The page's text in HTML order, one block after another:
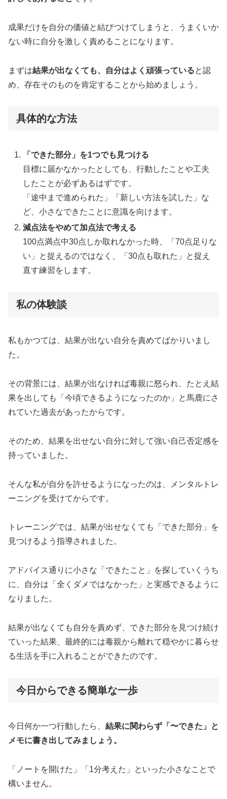
成果だけを自分の価値と結びつけてしまうと、うまくいか
ない時に自分を激しく責めることになります。
まずは結果が出なくても、自分はよく頑張っていると認
め、存在そのものを肯定することから始めましょう。
具体的な方法
「できた部分」を1つでも見つける
目標に届かなかったとしても、行動したことや工夫
したことが必ずあるはずです。
「途中まで進められた」「新しい方法を試した」な
ど、小さなできたことに意識を向けます。
減点法をやめて加点法で考える
100点満点中30点しか取れなかった時、「70点足りな
い」と捉えるのではなく、「30点も取れた」と捉え
直す練習をします。
私の体験談
私もかつては、結果が出ない自分を責めてばかりいまし
た。
その背景には、結果が出なければ毒親に怒られ、たとえ結
果を出しても「今頃できるようになったのか」と馬鹿にさ
れていた過去があったからです。
そのため、結果を出せない自分に対して強い自己否定感を
持っていました。
そんな私が自分を許せるようになったのは、メンタルトレ
ーニングを受けてからです。
トレーニングでは、結果が出せなくても「できた部分」を
見つけるよう指導されました。
アドバイス通りに小さな「できたこと」を探していくうち
に、自分は「全くダメではなかった」と実感できるように
なりました。
結果が出なくても自分を責めず、できた部分を見つけ続け
ていった結果、最終的には毒親から離れて穏やかに暮らせ
る生活を手に入れることができたのです。
今日からできる簡単な一歩
今日何か一つ行動したら、 結果に関わらず「〜できた」と
メモに書き出してみましょう。
「ノートを開けた」「1分考えた」といった小さなことで
構いません。